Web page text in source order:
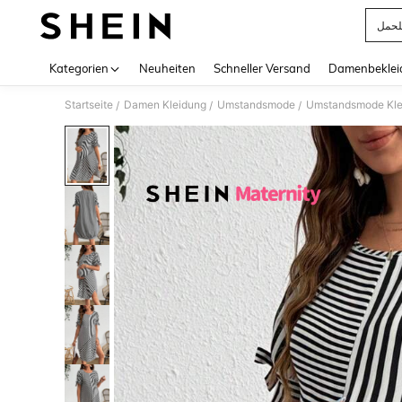
Kategorien Neuheiten Schneller Versand
Startseite / Damen Kleidung / Umstandsmode / Umstandsmode